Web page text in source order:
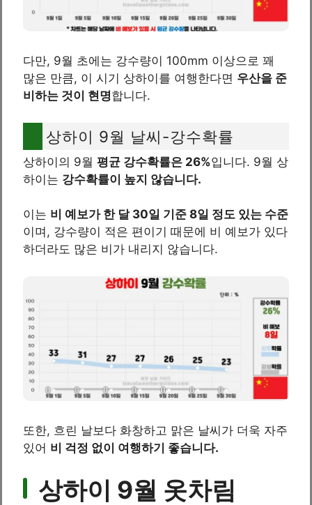
다만, 9월 초에는 강수량이 100mm 이상으로 꽤
많은 만큼, 이 시기 상하이를 여행한다면 우산을 준
비하는 것이 현명합니다.
상하이 9월 날씨-강수확률
상하이의 9월 평균 강수확률은 26%입니다. 9월 상
하이는 강수확률이 높지 않습니다.
이는 비 예보가 한 달 30일 기준 8일 정도 있는 수준
이며, 강수량이 적은 편이기 때문에 비 예보가 있다
하더라도 많은 비가 내리지 않습니다.
또한, 흐린 날보다 화창하고 맑은 날씨가 더욱 자주
있어 비 걱정 없이 여행하기 좋습니다.
상하이 9월 옷차림